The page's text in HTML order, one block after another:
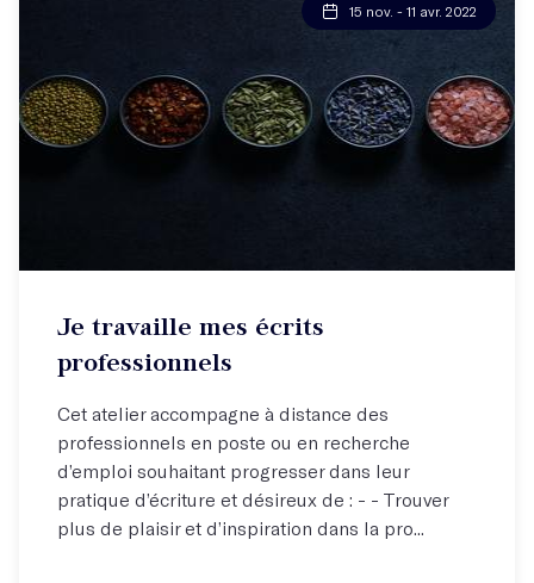
15 nov. - 11 avr. 2022
Je travaille mes écrits
professionnels
Cet atelier accompagne à distance des
professionnels en poste ou en recherche
d’emploi souhaitant progresser dans leur
pratique d’écriture et désireux de : - - Trouver
plus de plaisir et d’inspiration dans la pro...